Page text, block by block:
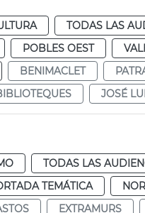
TODAS LAS
POBLES OEST
BENIMACLET
JOSÉ
TODAS LAS
TEMÁTICA
EXTRAMURS